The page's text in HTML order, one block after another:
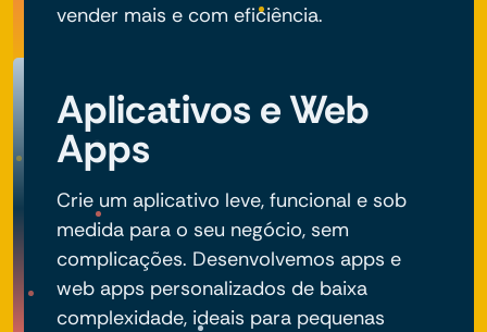
vender mais e com eficiência.
Aplicativos e Web
Apps
Crie um aplicativo leve, funcional e sob
medida para o seu negócio, sem
complicações. Desenvolvemos apps e
web apps personalizados de baixa
complexidade, ideais para pequenas